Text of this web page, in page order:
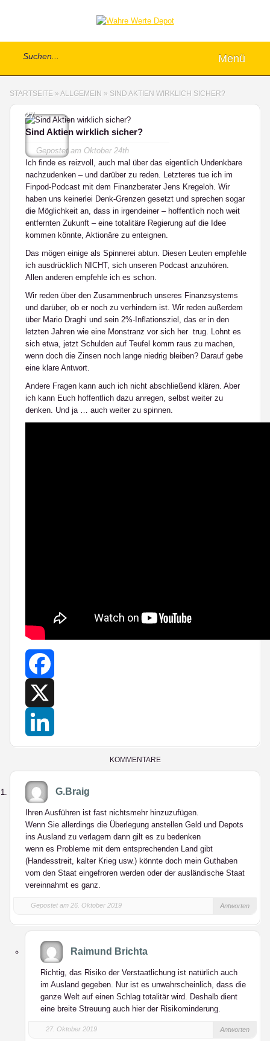
Menü
STARTSEITE » ALLGEMEIN » SIND AKTIEN WIRKLICH SICHER?
27
Sind Aktien wirklich sicher?
Gepostet am Oktober 24th
Ich finde es reizvoll, auch mal über das eigentlich Undenkbare
nachzudenken – und darüber zu reden. Letzteres tue ich im
Finpod-Podcast mit dem Finanzberater Jens Kregeloh. Wir
haben uns keinerlei Denk-Grenzen gesetzt und sprechen sogar
die Möglichkeit an, dass in irgendeiner – hoffentlich noch weit
entfernten Zukunft – eine totalitäre Regierung auf die Idee
kommen könnte, Aktionäre zu enteignen.
Das mögen einige als Spinnerei abtun. Diesen Leuten empfehle
ich ausdrücklich NICHT, sich unseren Podcast anzuhören.
Allen anderen empfehle ich es schon.
Wir reden über den Zusammenbruch unseres Finanzsystems
und darüber, ob er noch zu verhindern ist. Wir reden außerdem
über Mario Draghi und sein 2%-Inflationsziel, das er in den
letzten Jahren wie eine Monstranz vor sich her trug. Lohnt es
sich etwa, jetzt Schulden auf Teufel komm raus zu machen,
wenn doch die Zinsen noch lange niedrig bleiben? Darauf gebe
eine klare Antwort.
Andere Fragen kann auch ich nicht abschließend klären. Aber
ich kann Euch hoffentlich dazu anregen, selbst weiter zu
denken. Und ja … auch weiter zu spinnen.
Facebook
KOMMENTARE
G.Braig
Ihren Ausführen ist fast nichtsmehr hinzuzufügen.
Wenn Sie allerdings die Überlegung anstellen Geld und Depots
ins Ausland zu verlagern dann gilt es zu bedenken
wenn es Probleme mit dem entsprechenden Land gibt
(Handesstreit, kalter Krieg usw.) könnte doch mein Guthaben
vom den Staat eingefroren werden oder der ausländische Staat
vereinnahmt es ganz.
Gepostet am 26. Oktober 2019 Antworten
Raimund Brichta
Richtig, das Risiko der Verstaatlichung ist natürlich auch
im Ausland gegeben. Nur ist es unwahrscheinlich, dass die
ganze Welt auf einen Schlag totalitär wird. Deshalb dient
eine breite Streuung auch hier der Risikominderung.
27. Oktober 2019 Antworten